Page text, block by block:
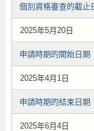
個別資格審查的截止
2025年5月20日
申請時期的開始日期
2025年4月1日
申請時期的結束日期
2025年6月4日